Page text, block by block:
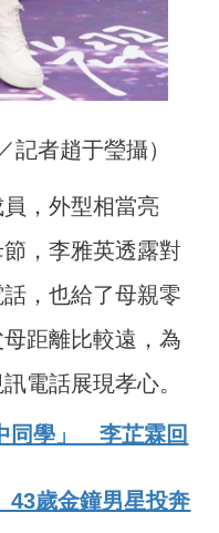
者趙于瑩攝）
，外型相當亮
，李雅英透露對
，也給了母親零
距離比較遠，為
電話展現孝心。
同學」 李芷霖回
歲金鐘男星投奔